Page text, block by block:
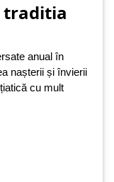
traditia
anual în
nașterii și învierii
cu mult